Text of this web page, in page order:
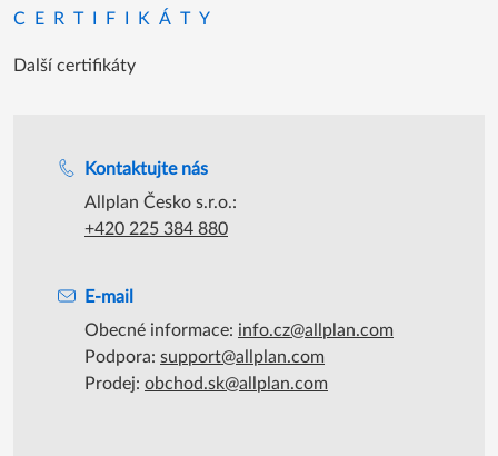
Kontaktujte nás
Allplan Česko s.r.o.:
+420 225 384 880
E-mail
Obecné informace: info.cz@allplan.com
Podpora: support@allplan.com
Prodej: obchod.sk@allplan.com
CERTIFIKÁTY
Další certifikáty